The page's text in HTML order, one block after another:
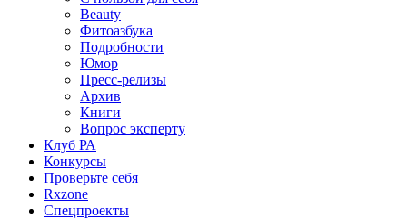
Beauty
Фитоазбука
Подробности
Юмор
Пресс-релизы
Архив
Книги
Вопрос эксперту
Клуб РА
Конкурсы
Проверьте себя
Rxzone
Спецпроекты